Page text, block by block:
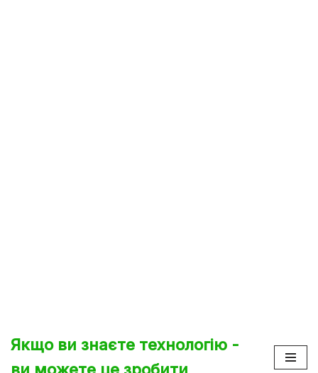
Якщо ви знаєте технологію -